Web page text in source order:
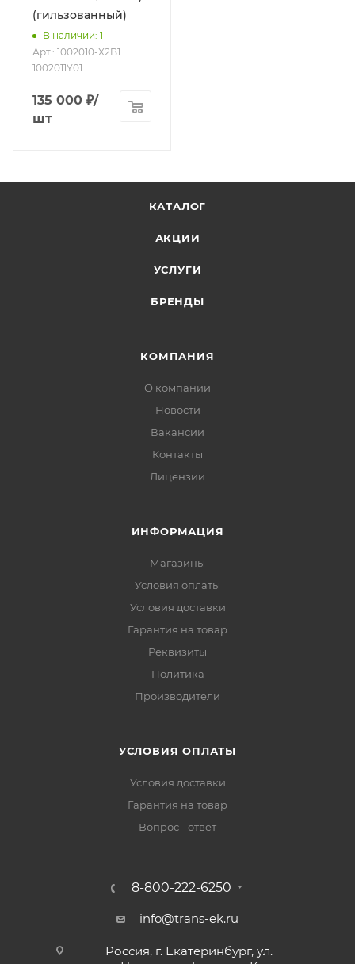
(гильзованный)
В наличии: 1
Арт.: 1002010-X2B1
1002011Y01
135 000 ₽/
шт
КАТАЛОГ
АКЦИИ
УСЛУГИ
БРЕНДЫ
КОМПАНИЯ
О компании
Новости
Вакансии
Контакты
Лицензии
ИНФОРМАЦИЯ
Магазины
Условия оплаты
Условия доставки
Гарантия на товар
Реквизиты
Политика
Производители
УСЛОВИЯ ОПЛАТЫ
Условия доставки
Гарантия на товар
Вопрос - ответ
8-800-222-6250
info@trans-ek.ru
Россия, г. Екатеринбург, ул.